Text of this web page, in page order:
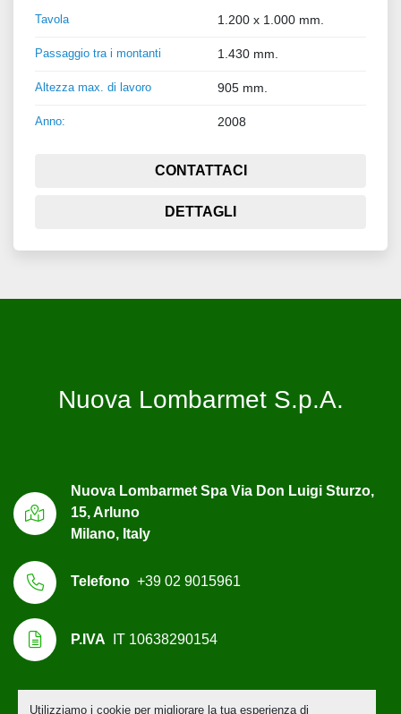
Utilizziamo i cookie per migliorare la tua esperienza di
Tavola 1.200 x 1.000 mm.
Passaggio tra i montanti 1.430 mm.
Altezza max. di lavoro 905 mm.
Anno: 2008
CONTATTACI
DETTAGLI
Nuova Lombarmet S.p.A.
Nuova Lombarmet Spa Via Don Luigi Sturzo,
15, Arluno
Milano, Italy
Telefono +39 02 9015961
P.IVA IT 10638290154